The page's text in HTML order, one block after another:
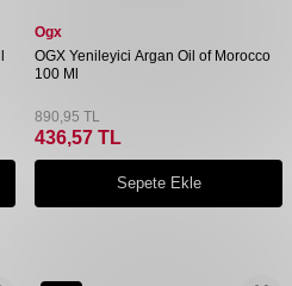
Ogx
OGX Yenileyici Argan Oil of Morocco
100 Ml
890,95 TL
436,57 TL
Sepete Ekle